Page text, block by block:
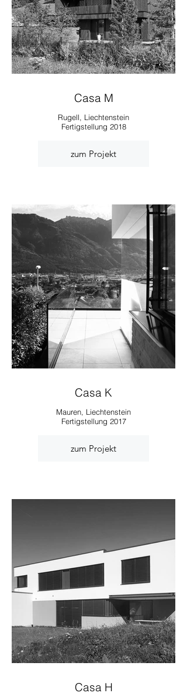
Casa M
Rugell, Liechtenstein
Fertigstellung 2018
zum Projekt
Casa K
Mauren, Liechtenstein
Fertigstellung 2017
zum Projekt
Casa H